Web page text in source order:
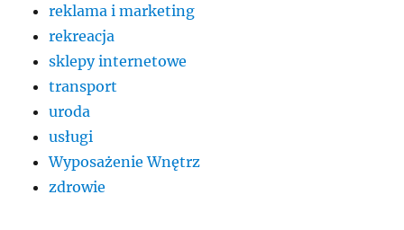
reklama i marketing
rekreacja
sklepy internetowe
transport
uroda
usługi
Wyposażenie Wnętrz
zdrowie